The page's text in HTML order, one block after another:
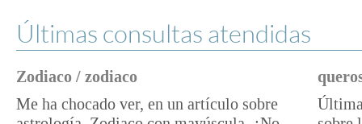
Últimas consultas atendidas
Zodiaco / zodiaco
Me ha chocado ver, en un artículo sobre